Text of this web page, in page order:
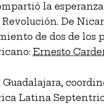
la
De
de dos de los
Ernesto
Latina